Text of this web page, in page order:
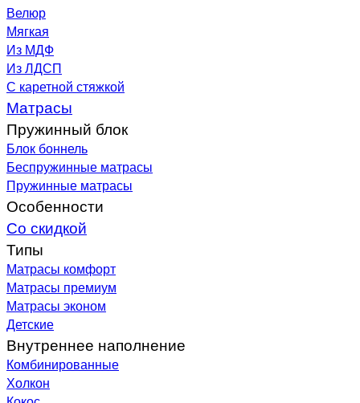
Велюр
Мягкая
Из МДФ
Из ЛДСП
С каретной стяжкой
Матрасы
Пружинный блок
Блок боннель
Беспружинные матрасы
Пружинные матрасы
Особенности
Со скидкой
Типы
Матрасы комфорт
Матрасы премиум
Матрасы эконом
Детские
Внутреннее наполнение
Комбинированные
Холкон